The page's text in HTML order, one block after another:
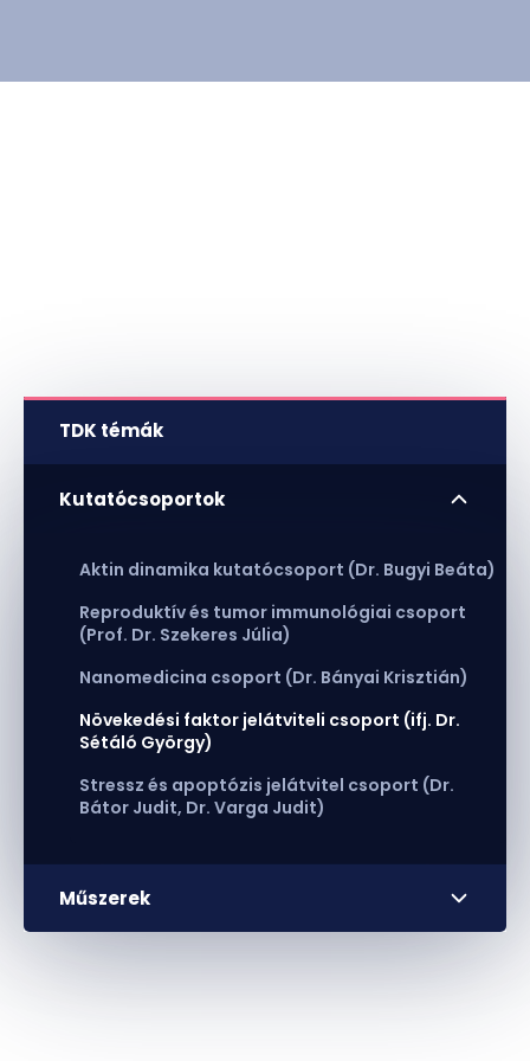
TDK témák
Kutatócsoportok
Aktin dinamika kutatócsoport (Dr. Bugyi Beáta)
Reproduktív és tumor immunológiai csoport
(Prof. Dr. Szekeres Júlia)
Nanomedicina csoport (Dr. Bányai Krisztián)
Növekedési faktor jelátviteli csoport (ifj. Dr.
Sétáló György)
Stressz és apoptózis jelátvitel csoport (Dr.
Bátor Judit, Dr. Varga Judit)
Műszerek